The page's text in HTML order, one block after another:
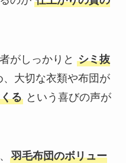
がしっかりと シミ抜
大切な衣類や布団が
るという喜びの声が
羽毛布団のボリュー